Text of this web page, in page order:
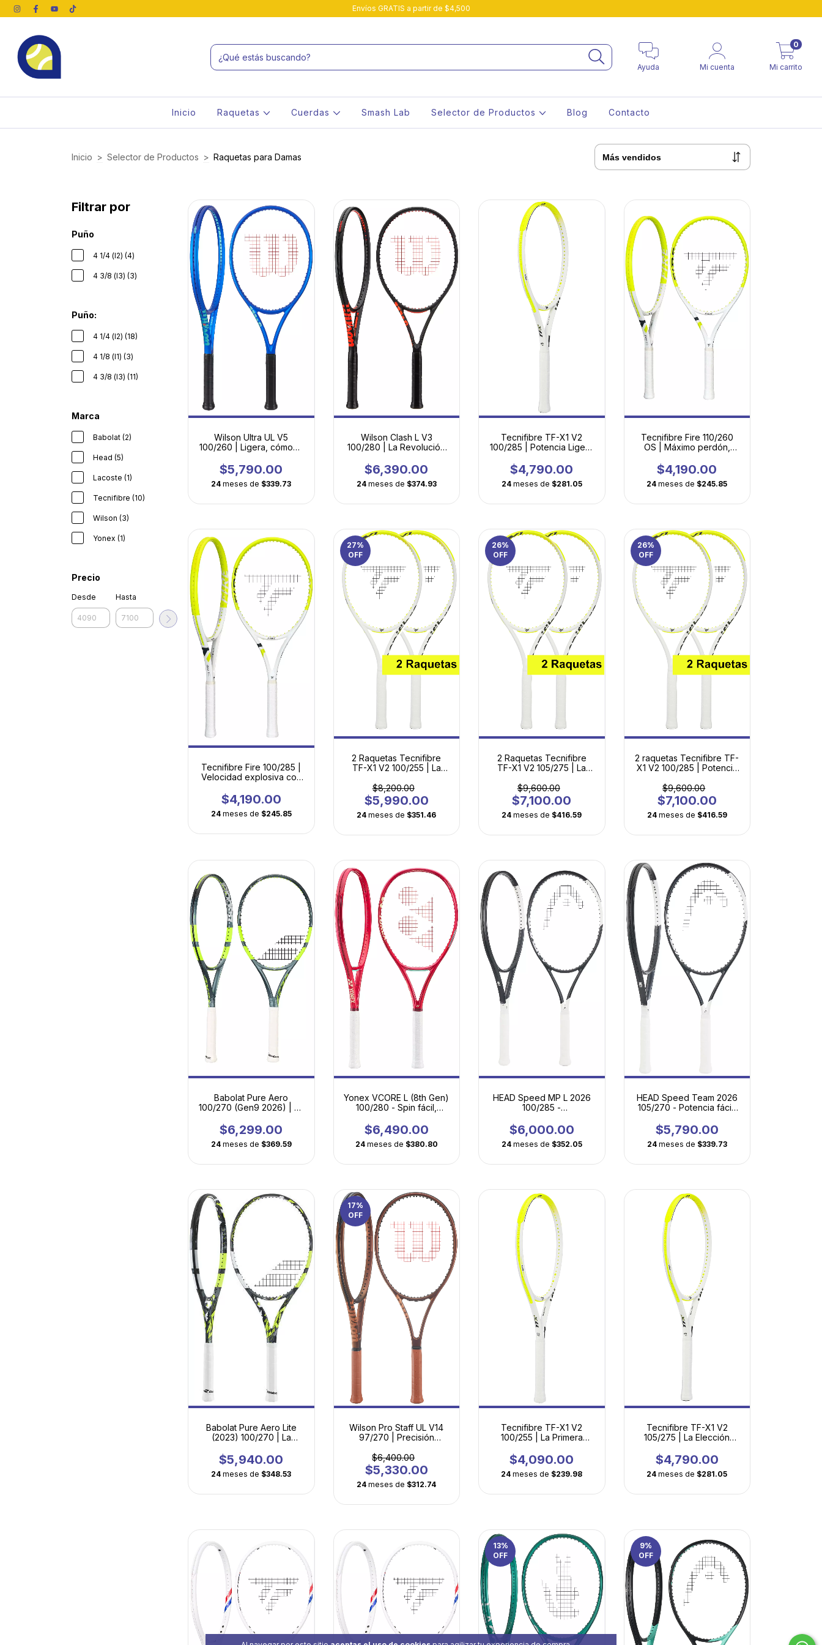
Envíos GRATIS a partir de $4,500
Ayuda Mi cuenta Mi carrito
0
Inicio Raquetas Cuerdas Smash Lab Selector de Productos Blog Contacto
Inicio > Selector de Productos > Raquetas para Damas
Filtrar por
Puño
4 1/4 (l2) (4)
4 3/8 (l3) (3)
Puño:
4 1/4 (l2) (18)
4 1/8 (l1) (3)
4 3/8 (l3) (11)
Marca
Babolat (2)
Head (5)
Lacoste (1)
Tecnifibre (10)
Wilson (3)
Yonex (1)
Precio
Desde Hasta
Wilson Ultra UL V5
100/260 | Ligera, cómoda
juego
$5,790.00
24 meses de $339.73
Wilson Clash L V3
100/280 | La Revolución
Evolución
$6,390.00
24 meses de $374.93
Tecnifibre TF-X1 V2
100/285 | Potencia Ligera
Evolución
$4,790.00
24 meses de $281.05
Tecnifibre Fire 110/260
OS | Máximo perdón,
maniobrabilidad
$4,190.00
24 meses de $245.85
Tecnifibre Fire 100/285 |
Velocidad explosiva con
cada golpe
$4,190.00
24 meses de $245.85
27%
OFF
2 Raquetas Tecnifibre
TF-X1 V2 100/255 | La
Adulto con Tecnología
Profesional
$8,200.00
$5,990.00
24 meses de $351.46
26%
OFF
2 Raquetas Tecnifibre
TF-X1 V2 105/275 | La
Principiantes
$9,600.00
$7,100.00
24 meses de $416.59
26%
OFF
2 raquetas Tecnifibre TF-
X1 V2 100/285 | Potencia
Evolución
$9,600.00
$7,100.00
24 meses de $416.59
Babolat Pure Aero
100/270 (Gen9 2026) | La
Moderno en Versión
Ultraligera
$6,299.00
24 meses de $369.59
Yonex VCORE L (8th Gen)
100/280 - Spin fácil,
máxima maniobrabilidad
$6,490.00
24 meses de $380.80
HEAD Speed MP L 2026
100/285 -
comodidad y potencia
controlada
$6,000.00
24 meses de $352.05
HEAD Speed Team 2026
105/270 - Potencia fácil,
manejabilidad
$5,790.00
24 meses de $339.73
Babolat Pure Aero Lite
(2023) 100/270 | La
Moderno en Versión
Ultraligera
$5,940.00
24 meses de $348.53
17%
OFF
Wilson Pro Staff UL V14
97/270 | Precisión
Ultraligera
$6,400.00
$5,330.00
24 meses de $312.74
Tecnifibre TF-X1 V2
100/255 | La Primera
Tecnología Profesional
$4,090.00
24 meses de $239.98
Tecnifibre TF-X1 V2
105/275 | La Elección
Principiantes
$4,790.00
24 meses de $281.05
13%
OFF
9%
OFF